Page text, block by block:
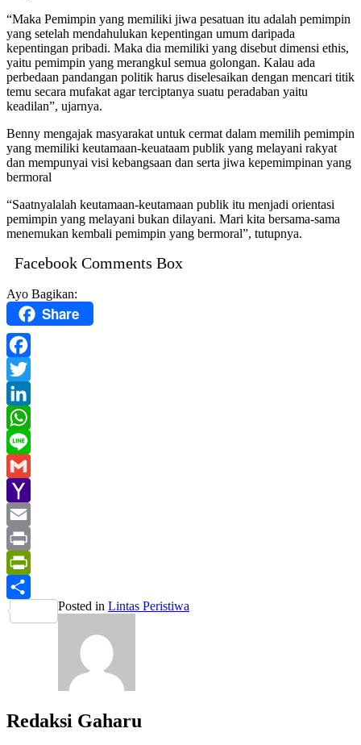
“Maka Pemimpin yang memiliki jiwa pesatuan itu adalah pemimpin
yang setelah mendahulukan kepentingan umum daripada
kepentingan pribadi. Maka dia memiliki yang disebut dimensi ethis,
yaitu pemimpin yang merangkul semua golongan. Kalau ada
perbedaan pandangan politik harus diselesaikan dengan mencari titik
temu secara mufakat agar terciptanya suatu peradaban yaitu
keadilan”, ujarnya.
Benny mengajak masyarakat untuk cermat dalam memilih pemimpin
yang memiliki keutamaan-keuataam publik yang melayani rakyat
dan mempunyai visi kebangsaan dan serta jiwa kepemimpinan yang
bermoral
“Saatnyalalah keutamaan-keutamaan publik itu menjadi orientasi
pemimpin yang melayani bukan dilayani. Mari kita bersama-sama
menemukan kembali pemimpin yang bermoral”, tutupnya.
Facebook Comments Box
Ayo Bagikan:
Share
Facebook
Twitter
LinkedIn
WhatsApp
Line
Gmail
Yahoo
Mail
Email
Print
PrintFriendly
Share
Posted in Lintas Peristiwa
Redaksi Gaharu